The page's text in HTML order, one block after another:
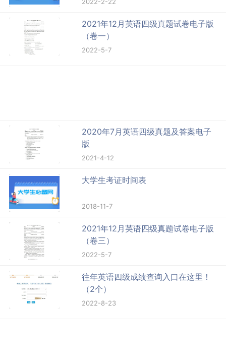
2021年12月英语四级真题试卷电子版
（卷一）
2022-5-7
2020年7月英语四级真题及答案电子
版
2021-4-12
大学生考证时间表
2018-11-7
2021年12月英语四级真题试卷电子版
（卷三）
2022-5-7
往年英语四级成绩查询入口在这里！
（2个）
2022-8-23